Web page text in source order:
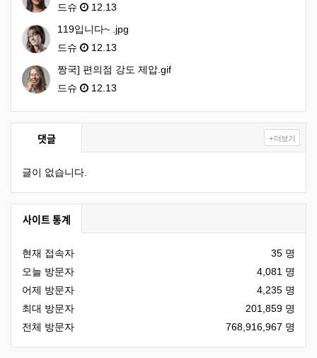
드슈
12.13
119입니다~ .jpg
드슈
12.13
짱국] 편의점 강도 제압.gif
드슈
12.13
댓글 + 더보기
글이 없습니다.
사이트 통계
현재 접속자
35 명
오늘 방문자
4,081 명
어제 방문자
4,235 명
최대 방문자
201,859 명
전체 방문자
768,916,967 명